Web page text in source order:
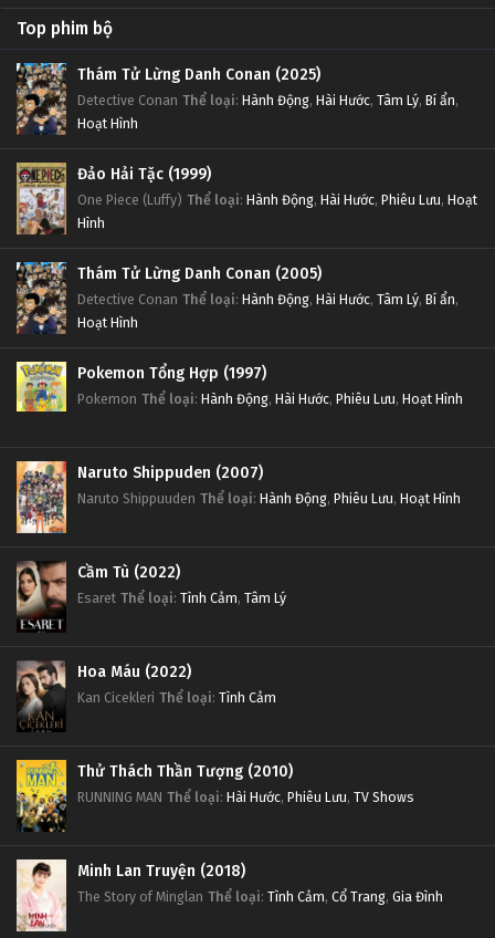
Top phim bộ
Thám Tử Lừng Danh Conan (2025)
Detective Conan Thể loại: Hành Động, Hài Hước, Tâm Lý, Bí ẩn,
Hoạt Hình
Đảo Hải Tặc (1999)
One Piece (Luffy) Thể loại: Hành Động, Hài Hước, Phiêu Lưu, Hoạt
Hình
Thám Tử Lừng Danh Conan (2005)
Detective Conan Thể loại: Hành Động, Hài Hước, Tâm Lý, Bí ẩn,
Hoạt Hình
Pokemon Tổng Hợp (1997)
Pokemon Thể loại: Hành Động, Hài Hước, Phiêu Lưu, Hoạt Hình
Naruto Shippuden (2007)
Naruto Shippuuden Thể loại: Hành Động, Phiêu Lưu, Hoạt Hình
Cầm Tù (2022)
Esaret Thể loại: Tình Cảm, Tâm Lý
Hoa Máu (2022)
Kan Cicekleri Thể loại: Tình Cảm
Thử Thách Thần Tượng (2010)
RUNNING MAN Thể loại: Hài Hước, Phiêu Lưu, TV Shows
Minh Lan Truyện (2018)
The Story of Minglan Thể loại: Tình Cảm, Cổ Trang, Gia Đình